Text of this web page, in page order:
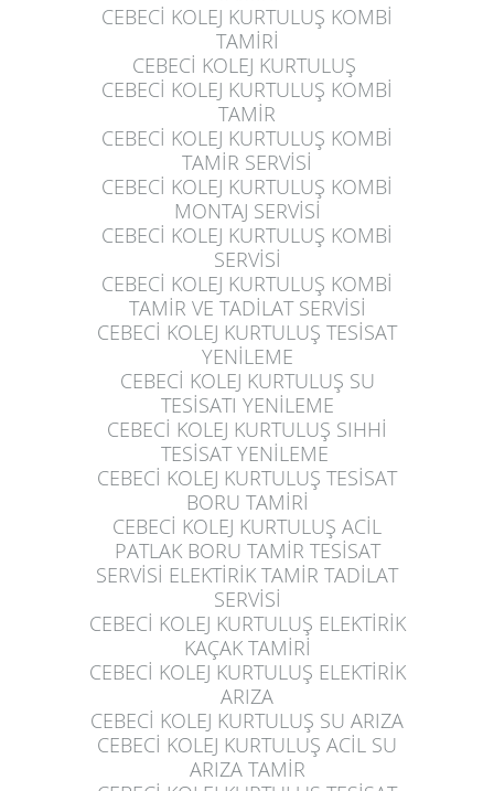
CEBECİ KOLEJ KURTULUŞ KOMBİ
TAMİRİ
CEBECİ KOLEJ KURTULUŞ
CEBECİ KOLEJ KURTULUŞ KOMBİ
TAMİR
CEBECİ KOLEJ KURTULUŞ KOMBİ
TAMİR SERVİSİ
CEBECİ KOLEJ KURTULUŞ KOMBİ
MONTAJ SERVİSİ
CEBECİ KOLEJ KURTULUŞ KOMBİ
SERVİSİ
CEBECİ KOLEJ KURTULUŞ KOMBİ
TAMİR VE TADİLAT SERVİSİ
CEBECİ KOLEJ KURTULUŞ TESİSAT
YENİLEME
CEBECİ KOLEJ KURTULUŞ SU
TESİSATI YENİLEME
CEBECİ KOLEJ KURTULUŞ SIHHİ
TESİSAT YENİLEME
CEBECİ KOLEJ KURTULUŞ TESİSAT
BORU TAMİRİ
CEBECİ KOLEJ KURTULUŞ ACİL
PATLAK BORU TAMİR TESİSAT
SERVİSİ ELEKTİRİK TAMİR TADİLAT
SERVİSİ
CEBECİ KOLEJ KURTULUŞ ELEKTİRİK
KAÇAK TAMİRİ
CEBECİ KOLEJ KURTULUŞ ELEKTİRİK
ARIZA
CEBECİ KOLEJ KURTULUŞ SU ARIZA
CEBECİ KOLEJ KURTULUŞ ACİL SU
ARIZA TAMİR